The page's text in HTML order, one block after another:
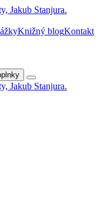
Knižný blogKontakt